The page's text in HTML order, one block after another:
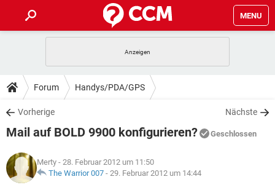
MENU
ANDROID IOS
WINDOWS 10
WHATSAPP TIKTOK
FACEBOOK
TIPPS & TRICKS
SPIELE STREAMING
WHATSAPP TIKTOK
FACEBOOK
DOWNLOADS
SPIELE STREAMING
ANDROID
WINDOWS 10 INSTAGRAM
SPIELE STREAMING
ANDROID
LEXIKON
Forum Handys/PDA/GPS
Vorherige Nächste
Mail auf BOLD 9900 konfigurieren? Geschlossen
Merty - 28. Februar 2012 um 11:50
The Warrior 007 - 29. Februar 2012 um 14:44